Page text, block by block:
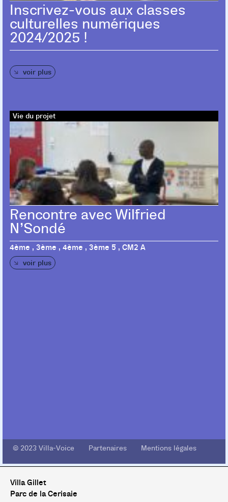
Inscrivez-vous aux classes
culturelles numériques
2024/2025 !
voir plus
Vie du projet
Rencontre avec Wilfried
N’Sondé
4ème , 3ème , 4ème , 3ème 5 , CM2 A
voir plus
© 2023 Villa-Voice Partenaires Mentions légales
Villa Gillet
Parc de la Cerisaie